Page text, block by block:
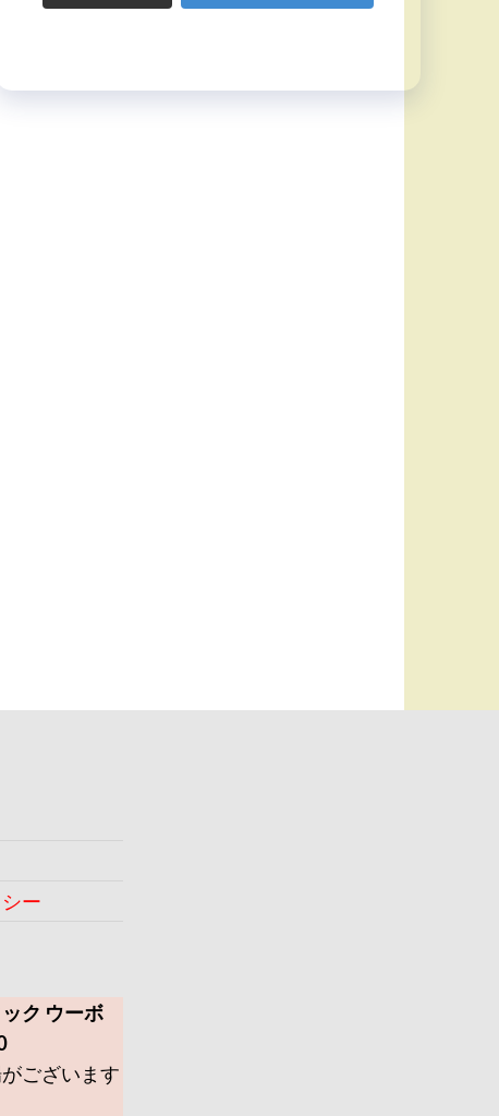
ー
ク ウーボ
ございます